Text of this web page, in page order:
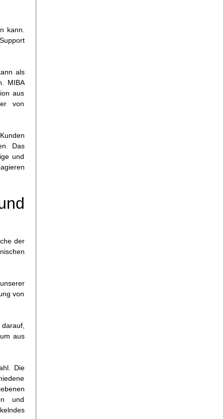
kann.
als
MIBA
aus
von
Das
und
der
von
aus
Die
und